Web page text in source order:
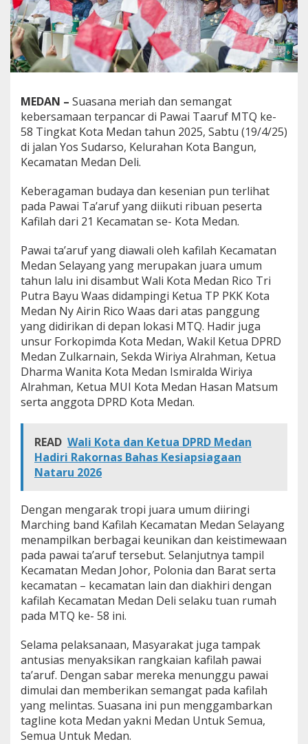
a
w
a
T
a
r
u
f
P
e
m
u
k
a
M
T
Q
k
e
-
5
8
K
o
a
M
a
n
MEDAN – Suasana meriah dan semangat
kebersamaan terpancar di Pawai Taaruf MTQ ke-
58 Tingkat Kota Medan tahun 2025, Sabtu (19/4/25)
di jalan Yos Sudarso, Kelurahan Kota Bangun,
Kecamatan Medan Deli.
Keberagaman budaya dan kesenian pun terlihat
pada Pawai Ta’aruf yang diikuti ribuan peserta
Kafilah dari 21 Kecamatan se- Kota Medan.
Pawai ta’aruf yang diawali oleh kafilah Kecamatan
Medan Selayang yang merupakan juara umum
tahun lalu ini disambut Wali Kota Medan Rico Tri
Putra Bayu Waas didampingi Ketua TP PKK Kota
Medan Ny Airin Rico Waas dari atas panggung
yang didirikan di depan lokasi MTQ. Hadir juga
unsur Forkopimda Kota Medan, Wakil Ketua DPRD
Medan Zulkarnain, Sekda Wiriya Alrahman, Ketua
Dharma Wanita Kota Medan Ismiralda Wiriya
Alrahman, Ketua MUI Kota Medan Hasan Matsum
serta anggota DPRD Kota Medan.
READ Wali Kota dan Ketua DPRD Medan
Hadiri Rakornas Bahas Kesiapsiagaan
Nataru 2026
Dengan mengarak tropi juara umum diiringi
Marching band Kafilah Kecamatan Medan Selayang
menampilkan berbagai keunikan dan keistimewaan
pada pawai ta’aruf tersebut. Selanjutnya tampil
Kecamatan Medan Johor, Polonia dan Barat serta
kecamatan – kecamatan lain dan diakhiri dengan
kafilah Kecamatan Medan Deli selaku tuan rumah
pada MTQ ke- 58 ini.
Selama pelaksanaan, Masyarakat juga tampak
antusias menyaksikan rangkaian kafilah pawai
ta’aruf. Dengan sabar mereka menunggu pawai
dimulai dan memberikan semangat pada kafilah
yang melintas. Suasana ini pun menggambarkan
tagline kota Medan yakni Medan Untuk Semua,
Semua Untuk Medan.